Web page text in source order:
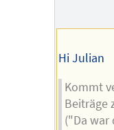
Hi Julian
Kommt
Beiträge
("Da war